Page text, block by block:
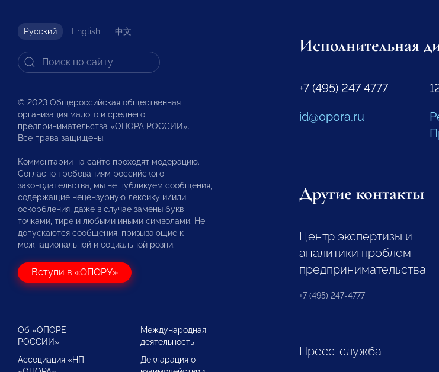
Русский English 中文
© 2023 Общероссийская общественная
организация малого и среднего
предпринимательства «ОПОРА РОССИИ».
Все права защищены.
Комментарии на сайте проходят модерацию.
Согласно требованиям российского
законодательства, мы не публикуем сообщения,
содержащие нецензурную лексику и/или
оскорбления, даже в случае замены букв
точками, тире и любыми иными символами. Не
допускаются сообщения, призывающие к
межнациональной и социальной розни.
Вступи в «ОПОРУ»
Об «ОПОРЕ
РОССИИ»
Ассоциация «НП
Международная
деятельность
Декларация о
Исполнительная
+7 (495) 247 4777
id@opora.ru
Другие контакты
Центр экспертизы и
аналитики проблем
предпринимательства
+7 (495) 247-4777
Пресс-служба